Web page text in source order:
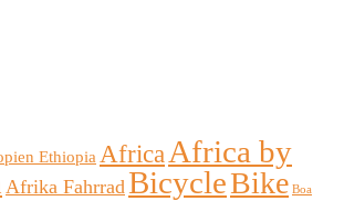
Ethiopia Africa Africa by
Afrika FahrradBicycleBike Boa